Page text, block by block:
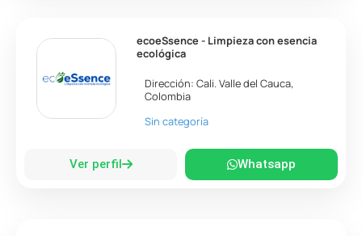
ecoeSsence - Limpieza con esencia
ecológica
Dirección:Cali.Valle del Cauca,
Colombia
Sin categoría
Ver perfil Whatsapp